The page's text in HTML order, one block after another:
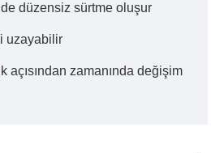
düzensiz sürtme oluşur
uzayabilir
açısından zamanında değişim